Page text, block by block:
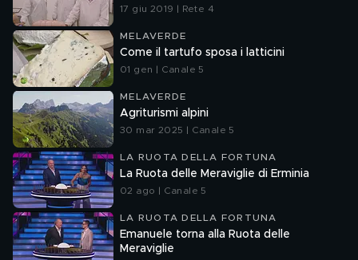
17 giu 2019 | Rete 4
MELAVERDE
Come il tartufo sposa i latticini
01 gen | Canale 5
MELAVERDE
Agriturismi alpini
30 mar 2025 | Canale 5
LA RUOTA DELLA FORTUNA
La Ruota delle Meraviglie di Erminia
02 ago | Canale 5
LA RUOTA DELLA FORTUNA
Emanuele torna alla Ruota delle
Meraviglie